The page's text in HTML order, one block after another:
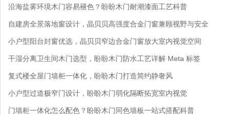
沿海盐雾环境木门容易褪色？盼盼木门耐潮漆面工艺科普
自建房全景落地窗设计，晶贝贝高强度合金门窗兼顾视野与安全
小户型阳台封窗优选，晶贝贝窄边合金门窗放大室内视觉空间
干湿分离卫生间木门选型，盼盼木门防水工艺详解 Meta 标签
复式楼全屋门墙柜一体化，盼盼木门打造简约静奢风
小户型过道极窄门设计，盼盼木门弱化隔断拓宽室内视觉
门墙柜一体化怎么配色？盼盼木门同色墙板一站式搭配科普